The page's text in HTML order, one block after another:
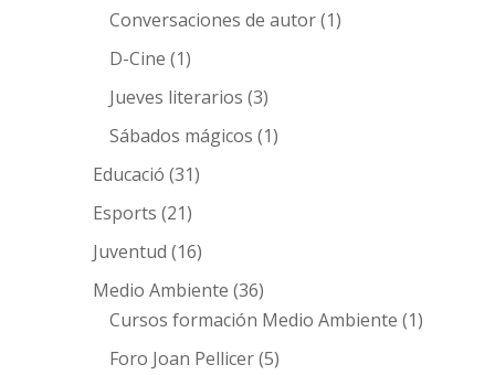
Conversaciones de autor(1)
D-Cine (1)
Jueves literarios (3)
Sábados mágicos (1)
Educació (31)
Esports (21)
Juventud (16)
Medio Ambiente (36)
Cursos formación Medio Ambiente (1)
Foro Joan Pellicer(5)